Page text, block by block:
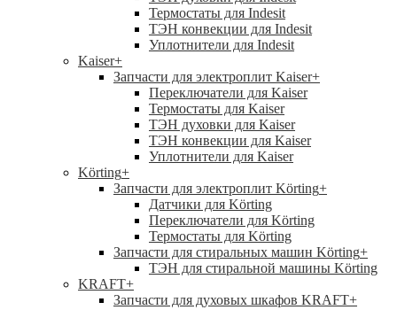
Термостаты для Indesit
ТЭН конвекции для Indesit
Уплотнители для Indesit
Kaiser+
Запчасти для электроплит Kaiser+
Переключатели для Kaiser
Термостаты для Kaiser
ТЭН духовки для Kaiser
ТЭН конвекции для Kaiser
Уплотнители для Kaiser
Körting+
Запчасти для электроплит Körting+
Датчики для Körting
Переключатели для Körting
Термостаты для Körting
Запчасти для стиральных машин Körting+
ТЭН для стиральной машины Körting
KRAFT+
Запчасти для духовых шкафов KRAFT+